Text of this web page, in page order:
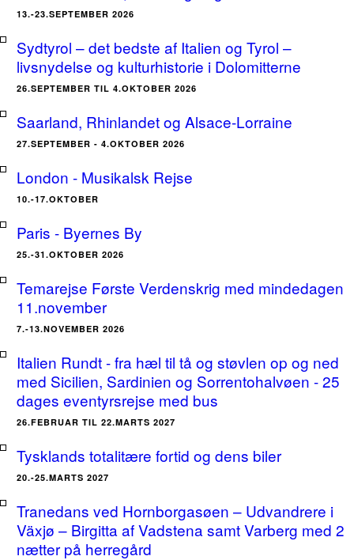
13.-23.SEPTEMBER 2026
Sydtyrol – det bedste af Italien og Tyrol –
livsnydelse og kulturhistorie i Dolomitterne
26.SEPTEMBER TIL 4.OKTOBER 2026
Saarland, Rhinlandet og Alsace-Lorraine
27.SEPTEMBER - 4.OKTOBER 2026
London - Musikalsk Rejse
10.-17.OKTOBER
Paris - Byernes By
25.-31.OKTOBER 2026
Temarejse Første Verdenskrig med mindedagen
11.november
7.-13.NOVEMBER 2026
Italien Rundt - fra hæl til tå og støvlen op og ned
med Sicilien, Sardinien og Sorrentohalvøen - 25
dages eventyrsrejse med bus
26.FEBRUAR TIL 22.MARTS 2027
Tysklands totalitære fortid og dens biler
20.-25.MARTS 2027
Tranedans ved Hornborgasøen – Udvandrere i
Växjø – Birgitta af Vadstena samt Varberg med 2
nætter på herregård